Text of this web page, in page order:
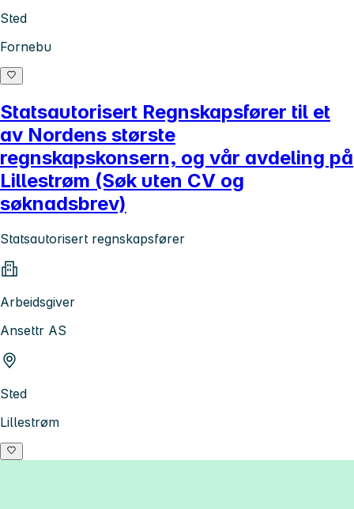
Sted
Fornebu
Statsautorisert Regnskapsfører til et
av Nordens største
regnskapskonsern, og vår avdeling på
Lillestrøm (Søk uten CV og
søknadsbrev)
Statsautorisert regnskapsfører
Arbeidsgiver
Ansettr AS
Sted
Lillestrøm